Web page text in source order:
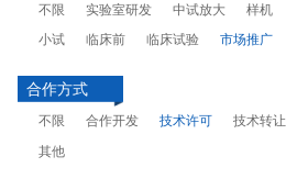
不限 实验室研发 中试放大 样机
小试
临床前 临床试验 市场推广
合作方式
不限 合作开发 技术许可 技术转让
其他